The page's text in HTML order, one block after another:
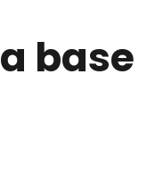
base